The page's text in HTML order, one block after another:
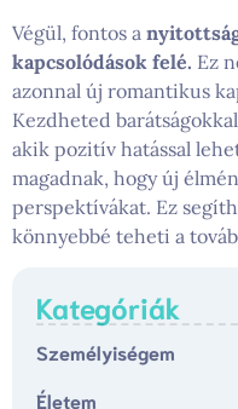
Végül, fontos a
kapcsolódások felé. Ez
azonnal új romantikus
Kezdheted
akik pozitív hatással
magadnak, hogy új
perspektívákat. Ez
könnyebbé teheti a
Kategóriák
Személyiségem
Életem